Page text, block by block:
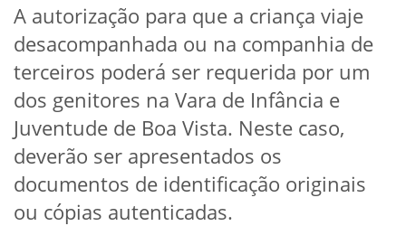
A autorização para que a criança viaje
desacompanhada ou na companhia de
terceiros poderá ser requerida por um
dos genitores na Vara de Infância e
Juventude de Boa Vista. Neste caso,
deverão ser apresentados os
documentos de identificação originais
ou cópias autenticadas.